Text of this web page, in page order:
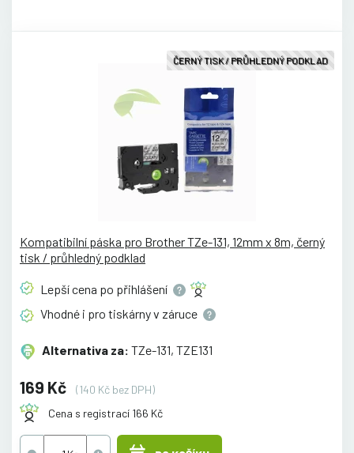
ČERNÝ TISK / PRŮHLEDNÝ PODKLAD
Kompatibilní páska pro Brother TZe-131, 12mm x 8m, černý
tisk / průhledný podklad
Lepší cena po přihlášení
Vhodné i pro tiskárny v záruce
Alternativa za: TZe-131, TZE131
169 Kč
(140 Kč bez DPH)
Cena s registrací 166 Kč